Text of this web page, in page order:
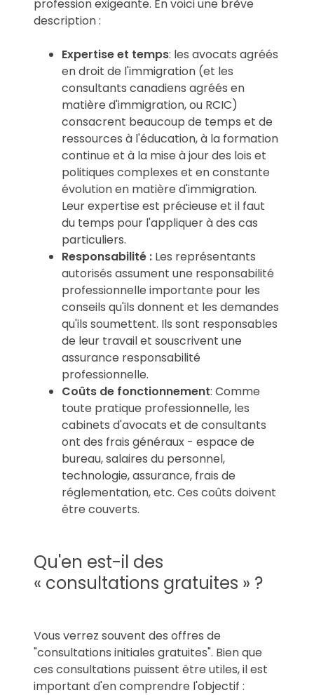
profession exigeante. En voici une brève
description :
Expertise et temps: les avocats agréés
en droit de l'immigration (et les
consultants canadiens agréés en
matière d'immigration, ou RCIC)
consacrent beaucoup de temps et de
ressources à l'éducation, à la formation
continue et à la mise à jour des lois et
politiques complexes et en constante
évolution en matière d'immigration.
Leur expertise est précieuse et il faut
du temps pour l'appliquer à des cas
particuliers.
Responsabilité : Les représentants
autorisés assument une responsabilité
professionnelle importante pour les
conseils qu'ils donnent et les demandes
qu'ils soumettent. Ils sont responsables
de leur travail et souscrivent une
assurance responsabilité
professionnelle.
Coûts de fonctionnement: Comme
toute pratique professionnelle, les
cabinets d'avocats et de consultants
ont des frais généraux - espace de
bureau, salaires du personnel,
technologie, assurance, frais de
réglementation, etc. Ces coûts doivent
être couverts.
Qu'en est-il des
« consultations gratuites » ?
Vous verrez souvent des offres de
"consultations initiales gratuites". Bien que
ces consultations puissent être utiles, il est
important d'en comprendre l'objectif :